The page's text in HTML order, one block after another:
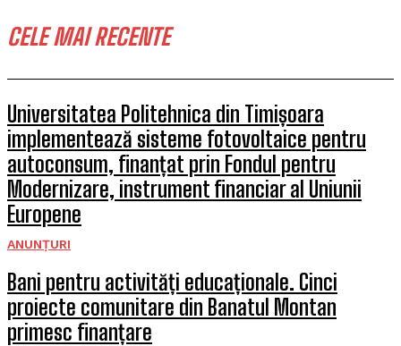
CELE MAI RECENTE
Universitatea Politehnica din Timișoara
implementează sisteme fotovoltaice pentru
autoconsum, finanțat prin Fondul pentru
Modernizare, instrument financiar al Uniunii
Europene
ANUNȚURI
Bani pentru activități educaționale. Cinci
proiecte comunitare din Banatul Montan
primesc finanțare